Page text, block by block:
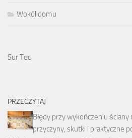
Wokół domu
Sur Tec
PRZECZYTAJ
Błędy przy wykończeniu
przyczyny, skutki i praktyczne